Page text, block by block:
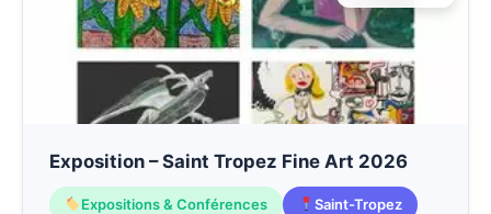
Exposition – Saint Tropez Fine Art 2026
Expositions & Conférences Saint-Tropez